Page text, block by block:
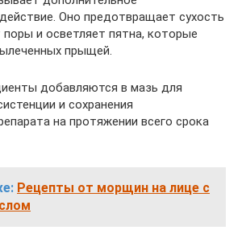
Оно предотвращает сухость
и осветляет пятна, которые
прыщей.
добавляются в мазь для
и сохранения
на протяжении всего срока
Рецепты от морщин на лице с